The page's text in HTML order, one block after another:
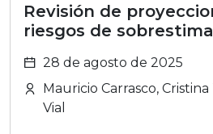
Revisión de
riesgos de
28 de agosto de 2025
Mauricio Carrasco,
Vial